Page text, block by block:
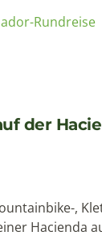
Rundreise
der
,
Hacienda